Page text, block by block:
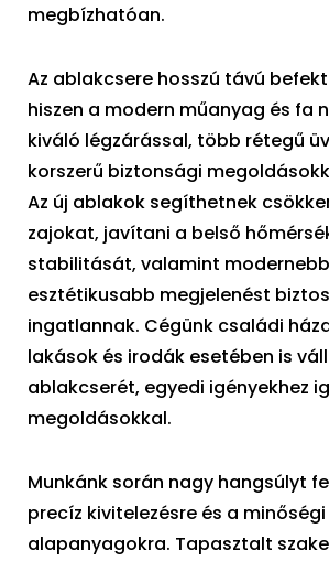
megbízhatóan.
Az ablakcsere hosszú távú
hiszen a modern műanyag és fa
kiváló légzárással, több rétegű
korszerű biztonsági
Az új ablakok segíthetnek
zajokat, javítani a belső
stabilitását, valamint
esztétikusabb megjelenést
ingatlannak. Cégünk családi
lakások és irodák esetében is
ablakcserét, egyedi igényekhez
megoldásokkal.
Munkánk során nagy hangsúlyt
precíz kivitelezésre és a minőségi
alapanyagokra. Tapasztalt